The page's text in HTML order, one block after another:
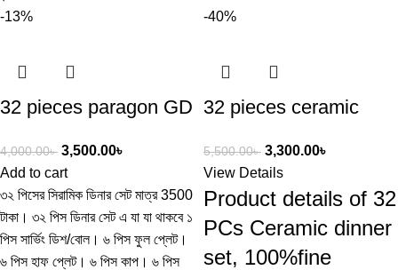
-13%
32 pieces paragon GD
4,000.00৳ 3,500.00৳
Add to cart
৩২ পিসের সিরামিক ডিনার সেট মাত্র 3500
টাকা। ৩২ পিস ডিনার সেট এ যা যা থাকবে ১
পিস সার্ভিং ডিশ/বোল। ৬ পিস ফুল প্লেট।
৬ পিস হাফ প্লেট। ৬ পিস কাপ। ৬ পিস
-40%
32 pieces ceramic
5,500.00৳ 3,300.00৳
View Details
Product details of 32
PCs Ceramic dinner
set, 100%fine